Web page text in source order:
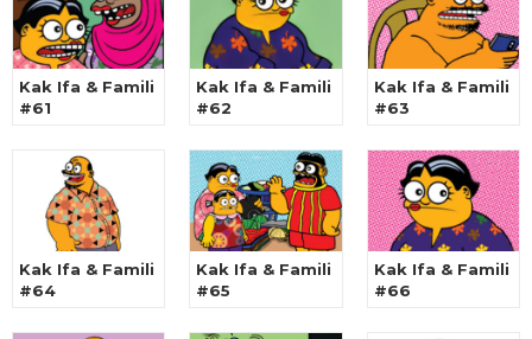
Kak Ifa & Famili
#61
Kak Ifa & Famili
#62
Kak Ifa & Famili
#63
Kak Ifa & Famili
#64
Kak Ifa & Famili
#65
Kak Ifa & Famili
#66